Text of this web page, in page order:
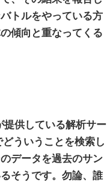
トルをやっている方
傾向と重なってくる
提供している解析サー
どういうことを検索し
データを過去のサン
そうです。勿論、誰